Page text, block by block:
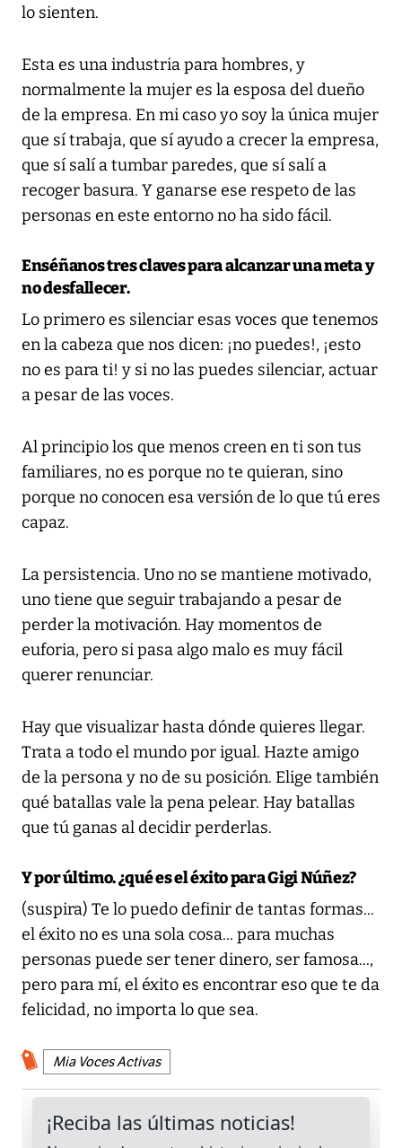
lo sienten.
Esta es una industria para hombres, y
normalmente la mujer es la esposa del dueño
de la empresa. En mi caso yo soy la única mujer
que sí trabaja, que sí ayudo a crecer la empresa,
que sí salí a tumbar paredes, que sí salí a
recoger basura. Y ganarse ese respeto de las
personas en este entorno no ha sido fácil.
Enséñanos tres claves para alcanzar una meta y
no desfallecer.
Lo primero es silenciar esas voces que tenemos
en la cabeza que nos dicen: ¡no puedes!, ¡esto
no es para ti! y si no las puedes silenciar, actuar
a pesar de las voces.
Al principio los que menos creen en ti son tus
familiares, no es porque no te quieran, sino
porque no conocen esa versión de lo que tú eres
capaz.
La persistencia. Uno no se mantiene motivado,
uno tiene que seguir trabajando a pesar de
perder la motivación. Hay momentos de
euforia, pero si pasa algo malo es muy fácil
querer renunciar.
Hay que visualizar hasta dónde quieres llegar.
Trata a todo el mundo por igual. Hazte amigo
de la persona y no de su posición. Elige también
qué batallas vale la pena pelear. Hay batallas
que tú ganas al decidir perderlas.
Y por último. ¿qué es el éxito para Gigi Núñez?
(suspira) Te lo puedo definir de tantas formas...
el éxito no es una sola cosa... para muchas
personas puede ser tener dinero, ser famosa...,
pero para mí, el éxito es encontrar eso que te da
felicidad, no importa lo que sea.
Mia Voces Activas